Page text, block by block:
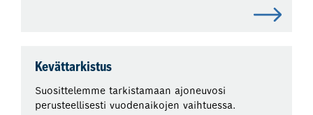
Kevättarkistus
Suosittelemme tarkistamaan ajoneuvosi
perusteellisesti vuodenaikojen vaihtuessa.